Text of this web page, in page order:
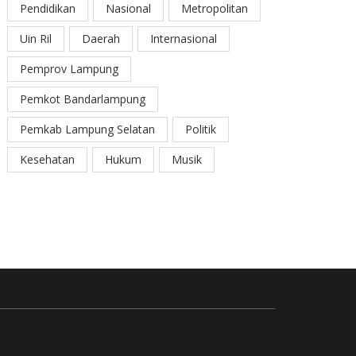
Pendidikan Nasional
Metropolitan
Uin Ril
Daerah
Internasional
Pemprov Lampung
Pemkot Bandarlampung
Pemkab Lampung Selatan
Politik
Kesehatan
Hukum Musik